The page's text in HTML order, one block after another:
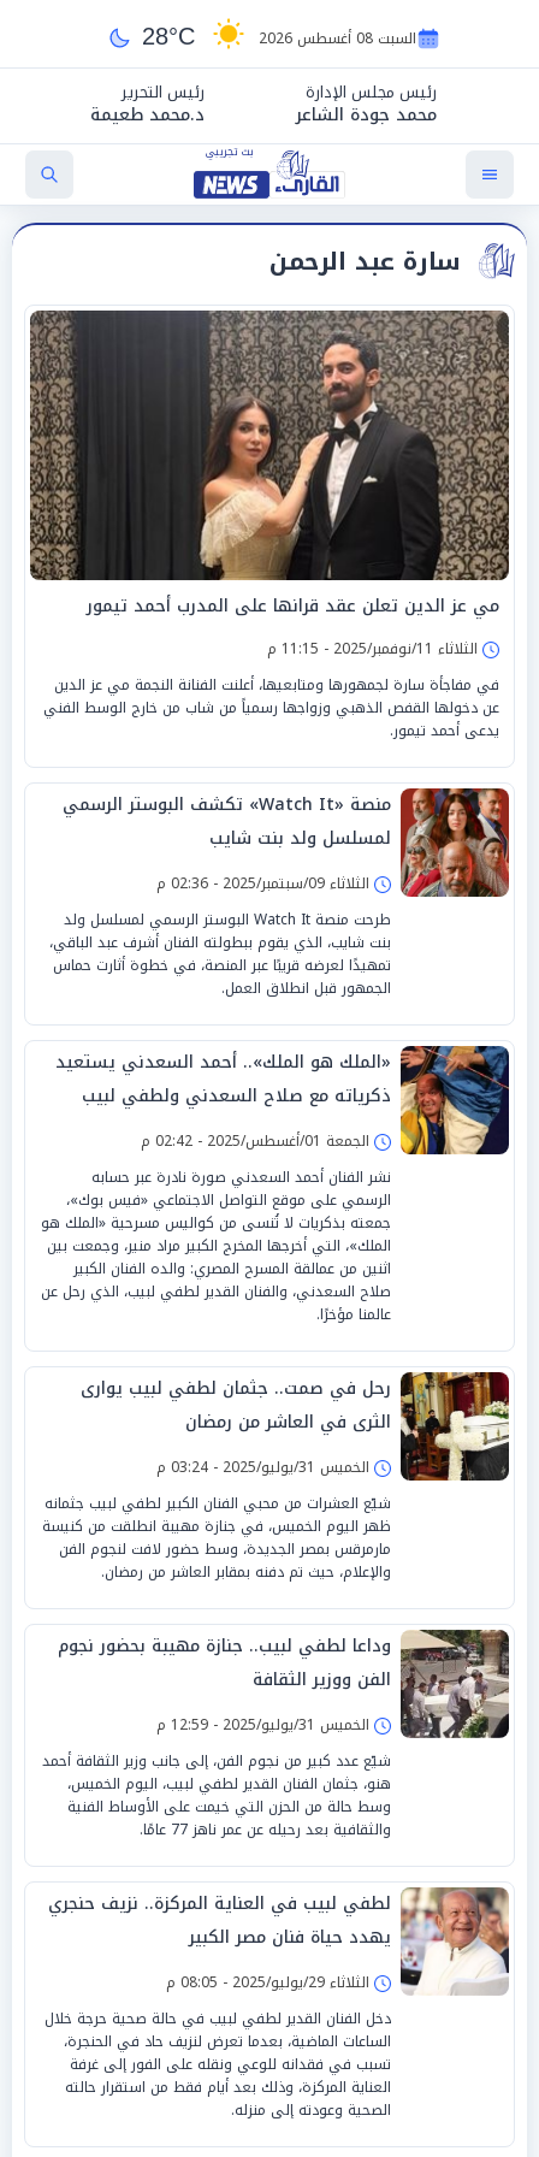
السبت 08 أغسطس 2026 28°C
رئيس مجلس الإدارة
محمد جودة الشاعر
رئيس التحرير
د.محمد طعيمة
سارة عبد الرحمن
مي عز الدين تعلن عقد قرانها على المدرب أحمد تيمور
الثلاثاء 11/نوفمبر/2025 - 11:15 م
في مفاجأة سارة لجمهورها ومتابعيها، أعلنت الفنانة النجمة مي عز الدين
عن دخولها القفص الذهبي وزواجها رسمياً من شاب من خارج الوسط الفني
يدعى أحمد تيمور.
منصة «Watch It» تكشف البوستر الرسمي
لمسلسل ولد بنت شايب
الثلاثاء 09/سبتمبر/2025 - 02:36 م
طرحت منصة Watch It البوستر الرسمي لمسلسل ولد
بنت شايب، الذي يقوم ببطولته الفنان أشرف عبد الباقي،
تمهيدًا لعرضه قريبًا عبر المنصة، في خطوة أثارت حماس
الجمهور قبل انطلاق العمل.
«الملك هو الملك».. أحمد السعدني يستعيد
ذكرياته مع صلاح السعدني ولطفي لبيب
الجمعة 01/أغسطس/2025 - 02:42 م
نشر الفنان أحمد السعدني صورة نادرة عبر حسابه
الرسمي على موقع التواصل الاجتماعي «فيس بوك»،
جمعته بذكريات لا تُنسى من كواليس مسرحية «الملك هو
الملك»، التي أخرجها المخرج الكبير مراد منير، وجمعت بين
اثنين من عمالقة المسرح المصري: والده الفنان الكبير
صلاح السعدني، والفنان القدير لطفي لبيب، الذي رحل عن
عالمنا مؤخرًا.
رحل في صمت.. جثمان لطفي لبيب يوارى
الثرى في العاشر من رمضان
الخميس 31/يوليو/2025 - 03:24 م
شيّع العشرات من محبي الفنان الكبير لطفي لبيب جثمانه
ظهر اليوم الخميس، في جنازة مهيبة انطلقت من كنيسة
مارمرقس بمصر الجديدة، وسط حضور لافت لنجوم الفن
والإعلام، حيث تم دفنه بمقابر العاشر من رمضان.
وداعا لطفي لبيب.. جنازة مهيبة بحضور نجوم
الفن ووزير الثقافة
الخميس 31/يوليو/2025 - 12:59 م
شيّع عدد كبير من نجوم الفن، إلى جانب وزير الثقافة أحمد
هنو، جثمان الفنان القدير لطفي لبيب، اليوم الخميس،
وسط حالة من الحزن التي خيمت على الأوساط الفنية
والثقافية بعد رحيله عن عمر ناهز 77 عامًا.
لطفي لبيب في العناية المركزة.. نزيف حنجري
يهدد حياة فنان مصر الكبير
الثلاثاء 29/يوليو/2025 - 08:05 م
دخل الفنان القدير لطفي لبيب في حالة صحية حرجة خلال
الساعات الماضية، بعدما تعرض لنزيف حاد في الحنجرة،
تسبب في فقدانه للوعي ونقله على الفور إلى غرفة
العناية المركزة، وذلك بعد أيام فقط من استقرار حالته
الصحية وعودته إلى منزله.